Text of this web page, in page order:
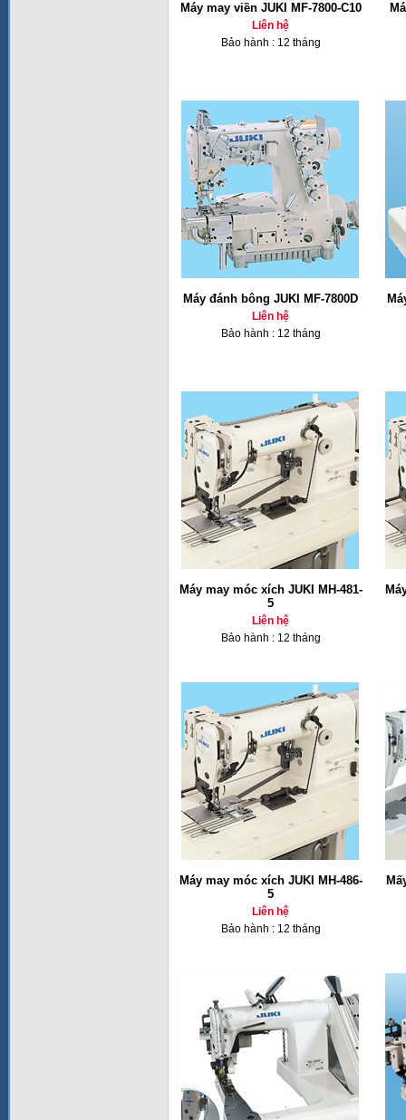
Máy may viền JUKI MF-7800-C10
Liên hệ
Bảo hành : 12 tháng
Máy đánh bông JUKI MF-7800D
Liên hệ
Bảo hành : 12 tháng
Máy may móc xích JUKI MH-481-
5
Liên hệ
Bảo hành : 12 tháng
Máy may móc xích JUKI MH-486-
5
Liên hệ
Bảo hành : 12 tháng